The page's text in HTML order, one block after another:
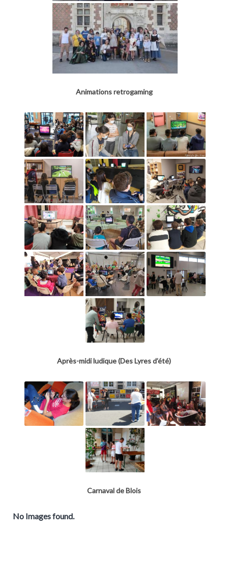
Animations retrogaming
Après-midi ludique (Des Lyres d’été)
Carnaval de Blois
No Images found.